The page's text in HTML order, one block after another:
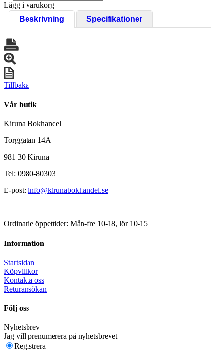
Lägg i varukorg
Beskrivning
Specifikationer
Tillbaka
Vår butik
Kiruna Bokhandel
Torggatan 14A
981 30 Kiruna
Tel: 0980-80303
E-post: info@kirunabokhandel.se
Ordinarie öppettider: Mån-fre 10-18, lör 10-15
Information
Startsidan
Köpvillkor
Kontakta oss
Returansökan
Följ oss
Nyhetsbrev
Jag vill prenumerera på nyhetsbrevet
Registrera